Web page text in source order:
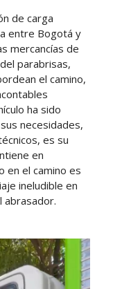
de carga
entre Bogotá y
mercancías de
parabrisas,
el camino,
ha sido
necesidades,
es su
en
en el camino es
ineludible en
abrasador.